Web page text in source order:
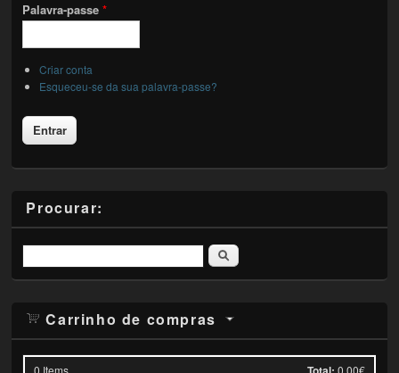
Palavra-passe*
Criar conta
Esqueceu-se da sua palavra-passe?
Procurar:
Pesquisar
Carrinho de compras